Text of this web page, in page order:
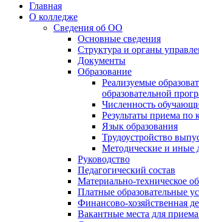
Главная
О колледже
Сведения об ОО
Основные сведения
Структура и органы
Документы
Образование
Реализуемые
образовательной
Численность
Результаты приема по
Язык образования
Трудоустройство
Методические и иные
Руководство
Педагогический состав
Материально-техническое
Платные образовательные
Финансово-хозяйственная
Вакантные места для